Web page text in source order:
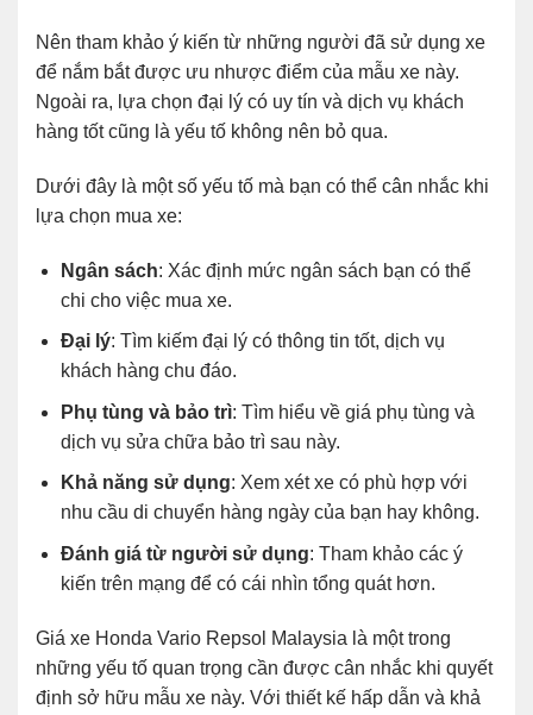
Nên tham khảo ý kiến từ những người đã sử dụng xe
để nắm bắt được ưu nhược điểm của mẫu xe này.
Ngoài ra, lựa chọn đại lý có uy tín và dịch vụ khách
hàng tốt cũng là yếu tố không nên bỏ qua.
Dưới đây là một số yếu tố mà bạn có thể cân nhắc khi
lựa chọn mua xe:
Ngân sách: Xác định mức ngân sách bạn có thể
chi cho việc mua xe.
Đại lý: Tìm kiếm đại lý có thông tin tốt, dịch vụ
khách hàng chu đáo.
Phụ tùng và bảo trì: Tìm hiểu về giá phụ tùng và
dịch vụ sửa chữa bảo trì sau này.
Khả năng sử dụng: Xem xét xe có phù hợp với
nhu cầu di chuyển hàng ngày của bạn hay không.
Đánh giá từ người sử dụng: Tham khảo các ý
kiến trên mạng để có cái nhìn tổng quát hơn.
Giá xe Honda Vario Repsol Malaysia là một trong
những yếu tố quan trọng cần được cân nhắc khi quyết
định sở hữu mẫu xe này. Với thiết kế hấp dẫn và khả